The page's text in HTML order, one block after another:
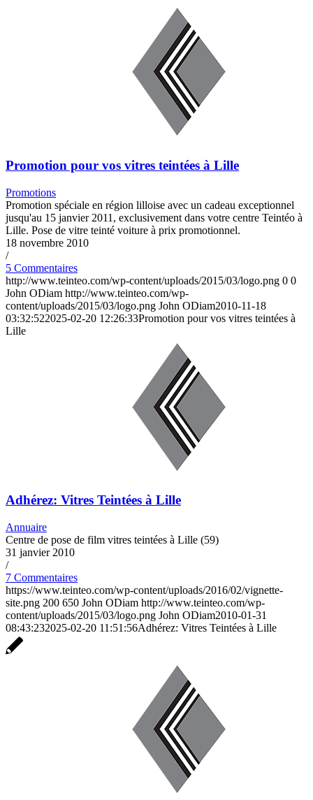
Promotion pour vos vitres teintées à Lille
Promotions
Promotion spéciale en région lilloise avec un cadeau exceptionnel
jusqu'au 15 janvier 2011, exclusivement dans votre centre Teintéo à
Lille. Pose de vitre teinté voiture à prix promotionnel.
18 novembre 2010
/
5 Commentaires
http://www.teinteo.com/wp-content/uploads/2015/03/logo.png 0 0
John ODiam http://www.teinteo.com/wp-
content/uploads/2015/03/logo.png John ODiam2010-11-18
03:32:522025-02-20 12:26:33Promotion pour vos vitres teintées à
Lille
Adhérez: Vitres Teintées à Lille
Annuaire
Centre de pose de film vitres teintées à Lille (59)
31 janvier 2010
/
7 Commentaires
https://www.teinteo.com/wp-content/uploads/2016/02/vignette-
site.png 200 650 John ODiam http://www.teinteo.com/wp-
content/uploads/2015/03/logo.png John ODiam2010-01-31
08:43:232025-02-20 11:51:56Adhérez: Vitres Teintées à Lille